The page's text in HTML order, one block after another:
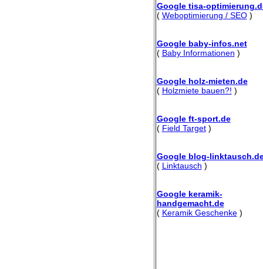
Google tisa-
( Weboptimierung / SEO)
Google baby-infos.net
( Baby Informationen )
Google holz-mieten.de
( Holzmiete bauen?! )
Google ft-sport.de
( Field Target)
Google blog-
( Linktausch )
Google keramik-
handgemacht.de
( Keramik Geschenke)